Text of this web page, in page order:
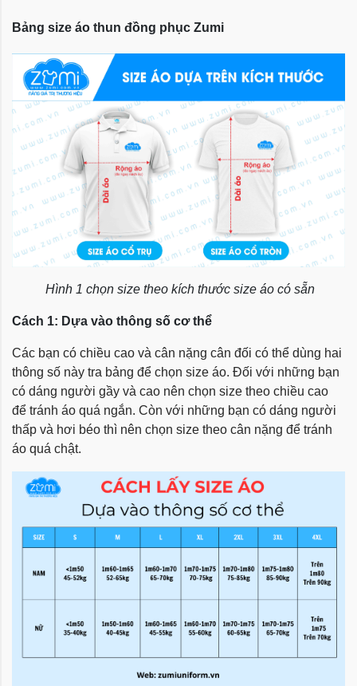
Bảng size áo thun đồng phục Zumi
Hình 1 chọn size theo kích thước size áo có sẵn
Cách 1: Dựa vào thông số cơ thể
Các bạn có chiều cao và cân nặng cân đối có thể dùng hai
thông số này tra bảng để chọn size áo. Đối với những bạn
có dáng người gầy và cao nên chọn size theo chiều cao
để tránh áo quá ngắn. Còn với những bạn có dáng người
thấp và hơi béo thì nên chọn size theo cân nặng để tránh
áo quá chật.